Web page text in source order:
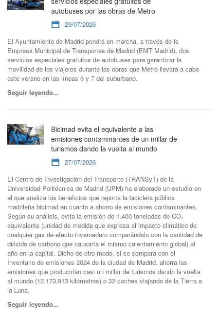
autobuses por las obras de Metro
29/07/2026
El Ayuntamiento de Madrid pondrá en marcha, a través de la
Empresa Municipal de Transportes de Madrid (EMT Madrid), dos
servicios especiales gratuitos de autobuses para garantizar la
movilidad de los viajeros durante las obras que Metro llevará a cabo
este verano en las líneas 6 y 7 del suburbano.
Seguir leyendo...
Bicimad evita el equivalente a las
emisiones contaminantes de un millar de
turismos dando la vuelta al mundo
27/07/2026
El Centro de Investigación del Transporte (TRANSyT) de la
Universidad Politécnica de Madrid (UPM) ha elaborado un estudio en
el que analiza los beneficios que reporta la bicicleta pública
madrileña bicimad en cuanto a ahorro de emisiones contaminantes.
Según su análisis, evita la emisión de 1.400 toneladas de CO₂
equivalente (unidad de medida que expresa el impacto climático de
cualquier gas de efecto invernadero comparándolo con la cantidad de
dióxido de carbono que causaría el mismo calentamiento global) al
año en la capital. Dicho de otro modo, si se compara con el
Inventario de emisiones 2024 de la ciudad de Madrid, ahorra las
emisiones que producirían casi un millar de turismos dando la vuelta
al mundo (12.173.913 kilómetros) o 32 coches viajando de la Tierra a
la Luna.
Seguir leyendo...